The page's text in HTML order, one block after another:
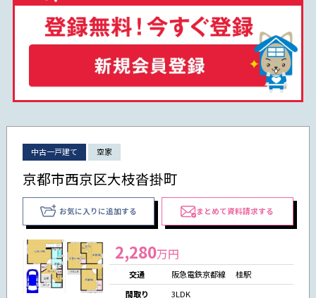
中古一戸建て 空家
京都市西京区大枝沓掛町
お気に入りに追加する まとめて資料請求する
2,280万円
交通
阪急電鉄京都線 桂駅
間取り
3LDK